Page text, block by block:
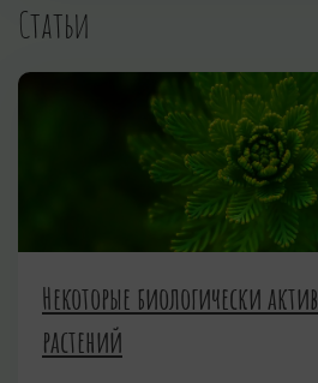
Статьи
Некоторые биологически
растений